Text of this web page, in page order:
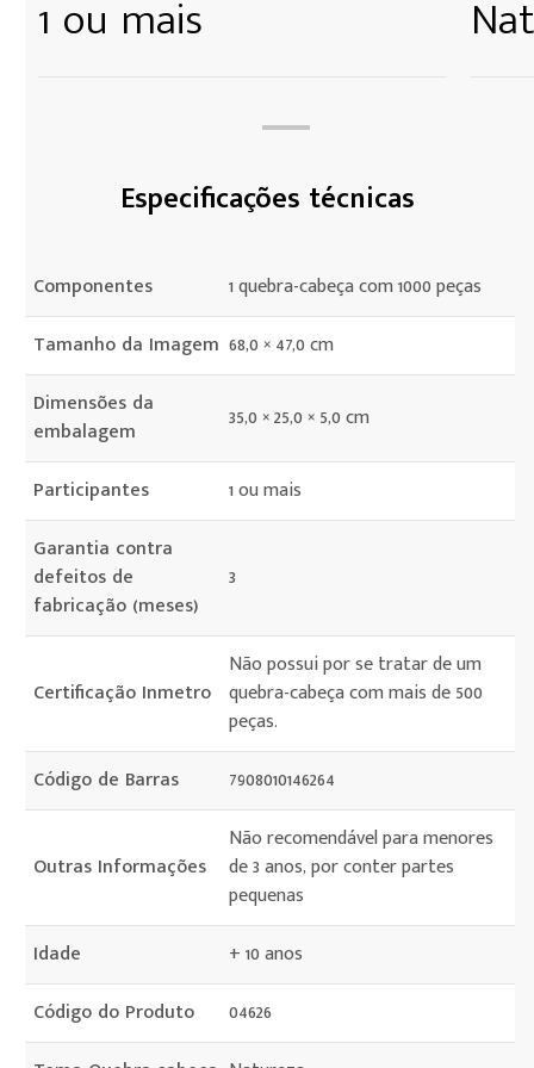
1 ou mais
Especificações técnicas
Componentes
1 quebra-cabeça com 1000 peças
Tamanho da Imagem 68,0 × 47,0 cm
Dimensões da
embalagem
35,0 × 25,0 × 5,0 cm
Participantes
1 ou mais
Garantia contra
defeitos de
fabricação (meses)
3
Certificação Inmetro
Não possui por se tratar de um
quebra-cabeça com mais de 500
peças.
Código de Barras
7908010146264
Outras Informações
Não recomendável para menores
de 3 anos, por conter partes
pequenas
Idade
+ 10 anos
Código do Produto
04626